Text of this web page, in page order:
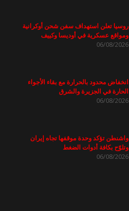
روسيا تعلن استهداف سفن شحن أوكرانية
ومواقع عسكرية في أوديسا وكييف
06/08/2026
انخفاض محدود بالحرارة مع بقاء الأجواء
الحارة في الجزيرة والشرق
06/08/2026
واشنطن تؤكد وحدة موقفها تجاه إيران
وتلوّح بكافة أدوات الضغط
06/08/2026